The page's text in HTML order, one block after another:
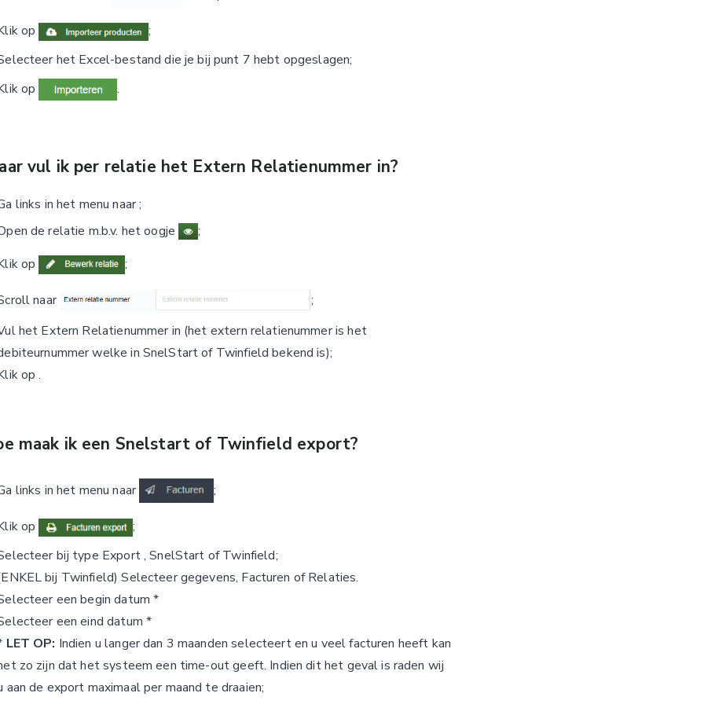
op
;
het Excel-bestand die je bij punt 7 hebt opgeslagen;
op
.
vul ik per relatie het Extern Relatienummer in?
links in het menu naar;
de relatie m.b.v. het oogje
;
op
;
naar
;
het Extern Relatienummer in (het extern relatienummer is het
welke in SnelStart of Twinfield bekend is);
op.
maak ik een Snelstart of Twinfield export?
links in het menu naar ;
op
;
bij type Export , SnelStart of Twinfield;
bij Twinfield) Selecteer gegevens, Facturen of Relaties.
een begin datum *
een eind datum *
LET OP: Indien u langer dan 3 maanden selecteert en u veel facturen heeft kan
zo zijn dat het systeem een time-out geeft. Indien dit het geval is raden wij
aan de export maximaal per maand te draaien;